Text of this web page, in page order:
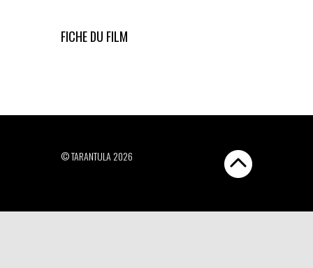
FICHE DU FILM
© TARANTULA 2026